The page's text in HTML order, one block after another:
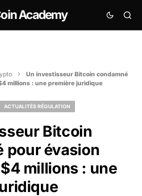
Academy
Un investisseur Bitcoin condamné
millions : une première juridique
ACTUALITÉS RÉGULATION
Bitcoin
pour évasion
millions : une